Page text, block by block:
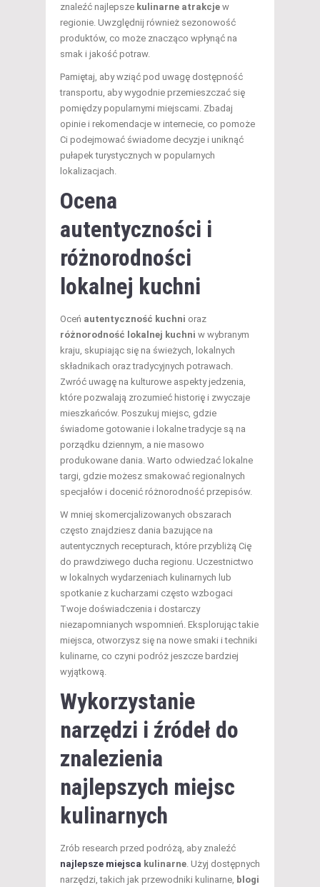
znaleźć najlepsze kulinarne atrakcje w
regionie. Uwzględnij również sezonowość
produktów, co może znacząco wpłynąć na
smak i jakość potraw.
Pamiętaj, aby wziąć pod uwagę dostępność
transportu, aby wygodnie przemieszczać się
pomiędzy popularnymi miejscami. Zbadaj
opinie i rekomendacje w internecie, co pomoże
Ci podejmować świadome decyzje i uniknąć
pułapek turystycznych w popularnych
lokalizacjach.
Ocena
autentyczności i
różnorodności
lokalnej kuchni
Oceń autentyczność kuchni oraz
różnorodność lokalnej kuchni w wybranym
kraju, skupiając się na świeżych, lokalnych
składnikach oraz tradycyjnych potrawach.
Zwróć uwagę na kulturowe aspekty jedzenia,
które pozwalają zrozumieć historię i zwyczaje
mieszkańców. Poszukuj miejsc, gdzie
świadome gotowanie i lokalne tradycje są na
porządku dziennym, a nie masowo
produkowane dania. Warto odwiedzać lokalne
targi, gdzie możesz smakować regionalnych
specjałów i docenić różnorodność przepisów.
W mniej skomercjalizowanych obszarach
często znajdziesz dania bazujące na
autentycznych recepturach, które przybliżą Cię
do prawdziwego ducha regionu. Uczestnictwo
w lokalnych wydarzeniach kulinarnych lub
spotkanie z kucharzami często wzbogaci
Twoje doświadczenia i dostarczy
niezapomnianych wspomnień. Eksplorując takie
miejsca, otworzysz się na nowe smaki i techniki
kulinarne, co czyni podróż jeszcze bardziej
wyjątkową.
Wykorzystanie
narzędzi i źródeł do
znalezienia
najlepszych miejsc
kulinarnych
Zrób research przed podróżą, aby znaleźć
najlepsze miejsca kulinarne . Użyj dostępnych
narzędzi, takich jak przewodniki kulinarne, blogi